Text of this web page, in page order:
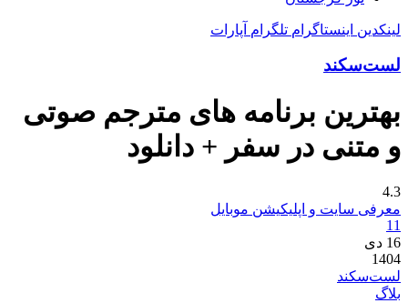
لینکدین اینستاگرام تلگرام آپارات
لست‌سکند
بهترین برنامه های مترجم صوتی
و متنی در سفر + دانلود
4.3
معرفی سایت و اپلیکیشن موبایل
11
16 دی
1404
لست‌سکند
بلاگ